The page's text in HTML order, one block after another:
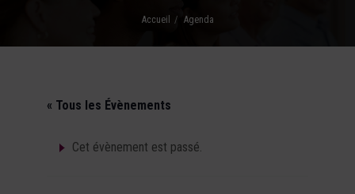
Accueil Agenda
« Tous les Évènements
Cet évènement est passé.